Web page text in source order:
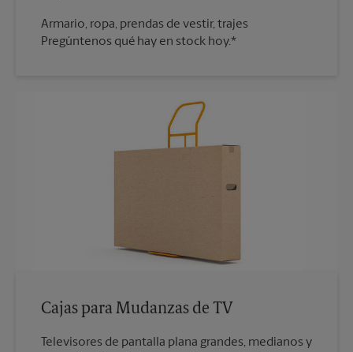
Armario, ropa, prendas de vestir, trajes
Pregúntenos qué hay en stock hoy.*
Cajas para Mudanzas de TV
Televisores de pantalla plana grandes, medianos y